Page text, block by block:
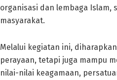
organisasi dan lembaga
masyarakat.
Melalui kegiatan ini,
perayaan, tetapi juga mampu
nilai-nilai keagamaan,